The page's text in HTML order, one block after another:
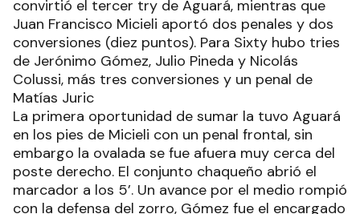
convirtió el tercer try de Aguará, mientras que
Juan Francisco Micieli aportó dos penales y dos
conversiones (diez puntos). Para Sixty hubo tries
de Jerónimo Gómez, Julio Pineda y Nicolás
Colussi, más tres conversiones y un penal de
Matías Juric
La primera oportunidad de sumar la tuvo Aguará
en los pies de Micieli con un penal frontal, sin
embargo la ovalada se fue afuera muy cerca del
poste derecho. El conjunto chaqueño abrió el
marcador a los 5’. Un avance por el medio rompió
con la defensa del zorro, Gómez fue el encargado